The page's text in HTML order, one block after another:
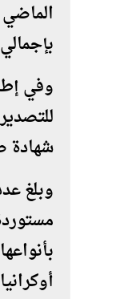
بإجمالي 660 رسالة.
وفي
شهادة